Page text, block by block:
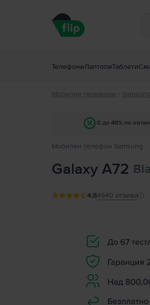
ТелефониЛаптопиТаблети
Мобилни телефони / Samsung
С до 40% по-
Мобилен телефон Samsung
Galaxy A72
4.84940 отзива